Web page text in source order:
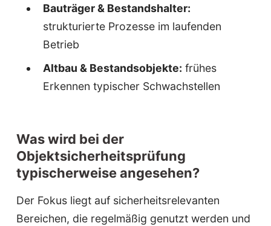
Bauträger & Bestandshalter:
strukturierte Prozesse im laufenden
Betrieb
Altbau & Bestandsobjekte: frühes
Erkennen typischer Schwachstellen
Was wird bei der
Objektsicherheitsprüfung
typischerweise angesehen?
Der Fokus liegt auf sicherheitsrelevanten
Bereichen, die regelmäßig genutzt werden und